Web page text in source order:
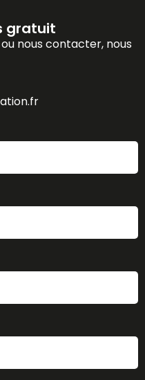
gratuit
nous contacter, nous